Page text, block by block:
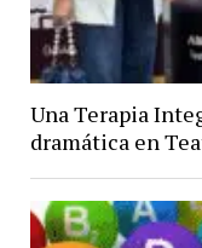
Una Terapia
dramática en